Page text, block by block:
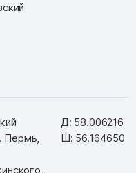
Пермь,
Д: 58.006216
Ш: 56.164650